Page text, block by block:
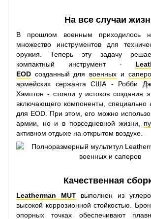
На все случаи
В прошлом военным приходилось
множество инструментов для
оружия. Теперь эту задачу
компактный инструмент -
EOD созданный для военных и
армейских сержанта США - Робби
Хэмптон - стояли у истоков создания
включающего компоненты, специально
для EOD. При этом, его можно
армии, но и в повседневной жизни,
активном отдыхе на открытом воздухе.
Качественная
Leatherman MUT
выполнен из
высокой коррозионной стойкостью.
опорных точках обеспечивают